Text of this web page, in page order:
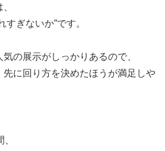
すぎないか”です。
の展示がしっかりあるので、
先に回り方を決めたほうが満足しや